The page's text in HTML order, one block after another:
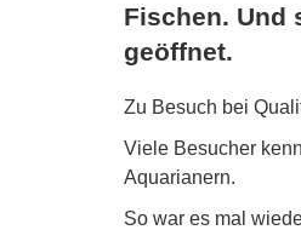
Fischen. Und
geöffnet.
Zu Besuch bei
Viele Besucher
Aquarianern.
So war es mal